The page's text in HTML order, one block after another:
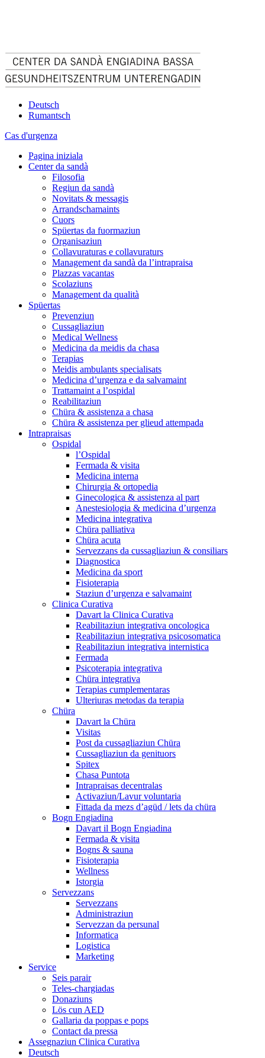
Deutsch
Rumantsch
Cas d'urgenza
Pagina iniziala
Center da sandà
Filosofia
Regiun da sandà
Novitats & messagis
Arrandschamaints
Cuors
Spüertas da fuormaziun
Organisaziun
Collavuraturas e collavuraturs
Management da sandà da l’intrapraisa
Plazzas vacantas
Scolaziuns
Management da qualità
Spüertas
Prevenziun
Cussagliaziun
Medical Wellness
Medicina da meidis da chasa
Terapias
Meidis ambulants specialisats
Medicina d’urgenza e da salvamaint
Trattamaint a l’ospidal
Reabilitaziun
Chüra & assistenza a chasa
Chüra & assistenza per glieud attempada
Intrapraisas
Ospidal
l’Ospidal
Fermada & visita
Medicina interna
Chirurgia & ortopedia
Ginecologica & assistenza al part
Anestesiologia & medicina d’urgenza
Medicina integrativa
Chüra palliativa
Chüra acuta
Servezzans da cussagliaziun & consiliars
Diagnostica
Medicina da sport
Fisioterapia
Staziun d’urgenza e salvamaint
Clinica Curativa
Davart la Clinica Curativa
Reabilitaziun integrativa oncologica
Reabilitaziun integrativa psicosomatica
Reabilitaziun integrativa internistica
Fermada
Psicoterapia integrativa
Chüra integrativa
Terapias cumplementaras
Ulteriuras metodas da terapia
Chüra
Davart la Chüra
Visitas
Post da cussagliaziun Chüra
Cussagliaziun da genituors
Spitex
Chasa Puntota
Intrapraisas decentralas
Activaziun/Lavur voluntaria
Fittada da mezs d’agüd / lets da chüra
Bogn Engiadina
Davart il Bogn Engiadina
Fermada & visita
Bogns & sauna
Fisioterapia
Wellness
Istorgia
Servezzans
Servezzans
Administraziun
Servezzan da persunal
Informatica
Logistica
Marketing
Service
Seis parair
Teles-chargiadas
Donaziuns
Lös cun AED
Gallaria da poppas e pops
Contact da pressa
Assegnaziun Clinica Curativa
Deutsch